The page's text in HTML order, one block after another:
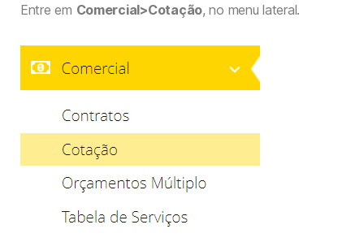
Entre em Comercial>Cotação, no menu lateral.